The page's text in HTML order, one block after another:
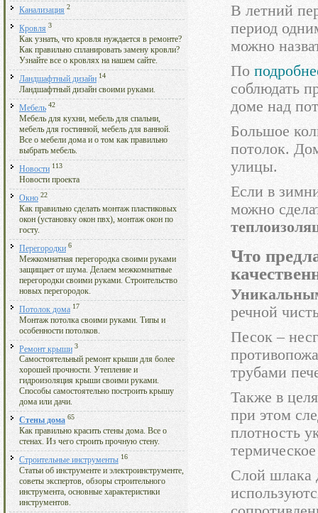
Канализация 2
Кровля 3
Как узнать, что кровля нуждается в ремонте?
Как правильно спланировать замену кровли?
Узнайте все о кровлях на нашем сайте.
Ландшафтный дизайн 14
Ландшафтный дизайн своими руками.
Мебель 42
Мебель для кухни, мебель для спальни,
мебель для гостинной, мебель для ванной.
Все о мебели дома и о том как правильно
выбрать мебель.
Новости 113
Новости проекта
Окно 22
Как правильно сделать монтаж пластиковых
окон (установку окон пвх), монтаж окон по
госту.
Перегородки 6
Межкомнатная перегородка своими руками
защищает от шума. Делаем межкомнатные
перегородки своими руками. Строительство
новых перегородок.
Потолок дома 17
Монтаж потолка своими руками. Типы и
особенности потолков.
Ремонт крыши 3
Самостоятельный ремонт крыши для более
хорошей прочности. Утепление и
гидроизоляция крыши своими руками.
Способы самостоятельно построить крышу
дома или дачи.
Стены дома 65
Как правильно красить стены дома. Все о
стенах. Из чего строить прочную стену.
Строительные инструменты 16
Статьи об инструменте и электроинструменте,
советы экспертов, обзоры строительного
инструмента, основные характеристики
инструментов.
В летний
период
можно
По
соблюдать
доме над
Большое
потолок.
улицы.
Если в
можно
Что
речной
Песок –
трубами
Также в
при этом
плотность
Слой шлака